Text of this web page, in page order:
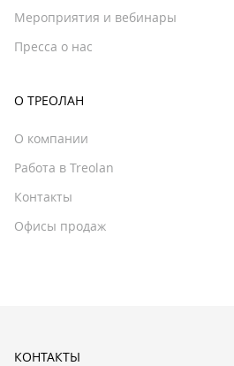
Мероприятия и вебинары
Пресса о нас
О ТРЕОЛАН
О компании
Работа в Treolan
Контакты
Офисы продаж
КОНТАКТЫ